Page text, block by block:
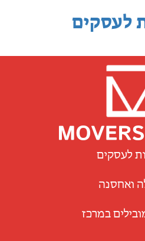
לעסקים
לעסקים
ואחסנה
במרכז